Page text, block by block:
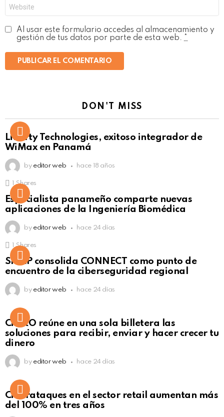
Al usar este formulario accedes al almacenamiento y
gestión de tus datos por parte de esta web.
DON'T MISS
Liberty Technologies, exitoso integrador de
WiMax en Panamá
by editor web hace 18 años
Click to view this post
Shares
Especialista panameño comparte nuevas
aplicaciones de la Ingeniería Biomédica
by editor web hace 24 días
Click to view this post
Shares
SISAP consolida CONNECT como punto de
encuentro de la ciberseguridad regional
by editor web hace 24 días
Not Safe For Work
Click to view this post
CiNKO reúne en una sola billetera las
soluciones para recibir, enviar y hacer crecer tu
dinero
by editor web hace 24 días
Ciberataques en el sector retail aumentan más
del 100% en tres años